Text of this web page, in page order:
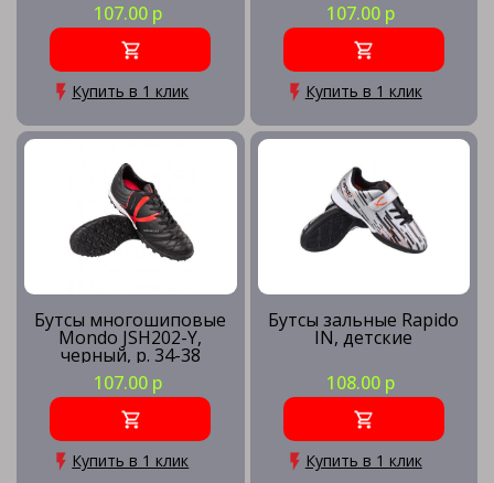
107.00 р
Купить в 1 клик
107.00 р
Купить в 1 клик
Бутсы многошиповые
Mondo JSH202-Y,
черный, р. 34-38
107.00 р
Купить в 1 клик
Бутсы зальные Rapido
IN, детские
108.00 р
Купить в 1 клик